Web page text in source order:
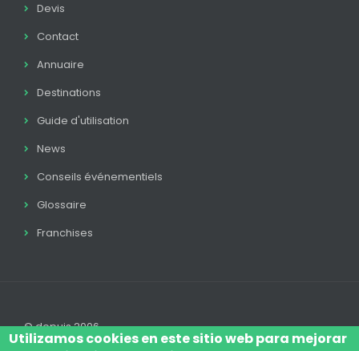
Devis
Contact
Annuaire
Destinations
Guide d'utilisation
News
Conseils événementiels
Glossaire
Franchises
© depuis 2006
Utilizamos cookies en este sitio web para mejorar